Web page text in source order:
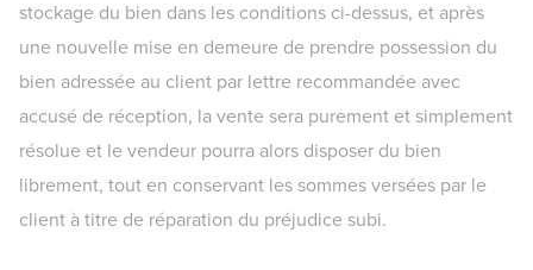
stockage du bien dans les conditions ci-dessus, et après
une nouvelle mise en demeure de prendre possession du
bien adressée au client par lettre recommandée avec
accusé de réception, la vente sera purement et simplement
résolue et le vendeur pourra alors disposer du bien
librement, tout en conservant les sommes versées par le
client à titre de réparation du préjudice subi.